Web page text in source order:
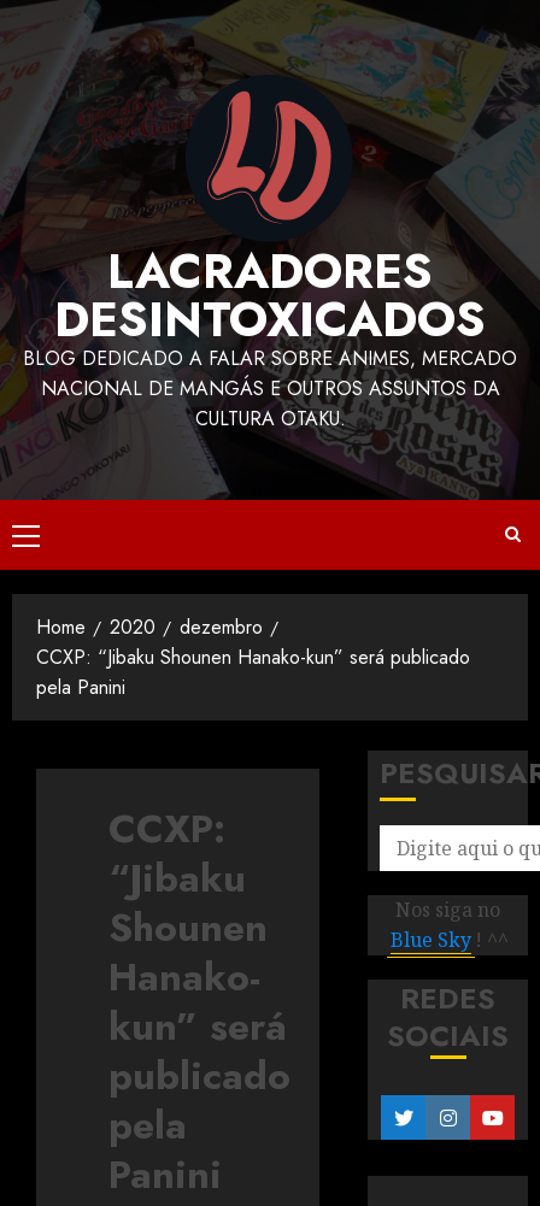
LACRADORES
DESINTOXICADOS
BLOG DEDICADO A FALAR SOBRE ANIMES, MERCADO
NACIONAL DE MANGÁS E OUTROS ASSUNTOS DA
CULTURA OTAKU.
Home 2020
dezembro
CCXP: “Jibaku Shounen Hanako-kun” será publicado
pela Panini
CCXP:
“Jibaku
Shounen
Hanako-
kun” será
publicado
pela
Panini
Nos siga no
Blue Sky ! ^^
REDES
SOCIAIS